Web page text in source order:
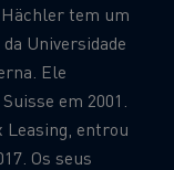
tem um
Universidade
Ele
em 2001.
Leasing, entrou
Os seus